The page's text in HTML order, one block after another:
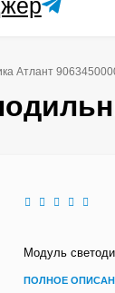
Атлант
Модуль
ПОЛНОЕ